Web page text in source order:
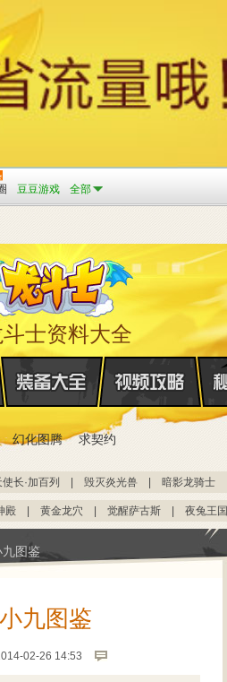
豆豆游戏 全部
士资料大全
幻化图腾 求契约
使长·加百列 毁灭炎光兽 暗影龙骑士
殿 黄金龙穴 觉醒萨古斯 夜兔王国
图鉴
九图鉴
02-26 14:53